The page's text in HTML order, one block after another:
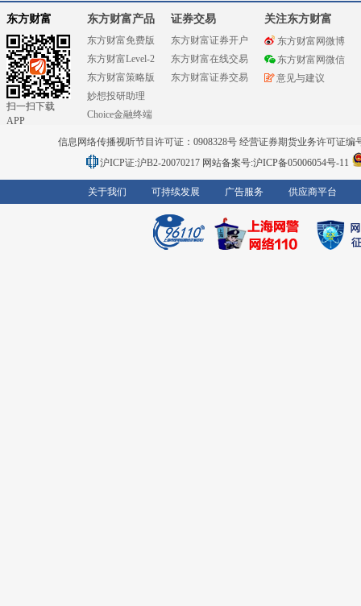
东方财富
扫一扫下载
APP
东方财富产品
东方财富免费版
东方财富Level-2
东方财富策略版
妙想投研助理
Choice金融终端
证券交易
东方财富证券开户
东方财富在线交易
东方财富证券交易
关注东方财富
东方财富网微博
东方财富网微信
意见与建议
信息网络传播视听节目许可证：0908328号 经营证券期货业务许可证编
沪ICP证:沪B2-20070217 网站备案号:沪ICP备05006054号-11
关于我们 可持续发展 广告服务 供应商平台